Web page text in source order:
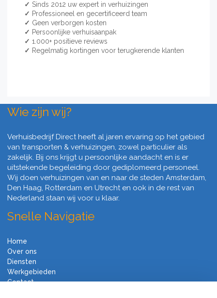
✓ Sinds 2012 uw expert in verhuizingen
✓ Professioneel en gecertificeerd team
✓ Geen verborgen kosten
✓ Persoonlijke verhuisaanpak
✓ 1.000+ positieve reviews
✓ Regelmatig kortingen voor terugkerende klanten
Wie zijn wij?
Verhuisbedrijf Direct heeft al jaren ervaring op het gebied
van transporten & verhuizingen, zowel particulier als
zakelijk. Bij ons krijgt u persoonlijke aandacht en is er
uitstekende begeleiding door gediplomeerd personeel.
Wij doen verhuizingen van en naar de steden Amsterdam,
Den Haag, Rotterdam en Utrecht en ook in de rest van
Nederland staan wij voor u klaar.
Snelle Navigatie
Home
Over ons
Diensten
Werkgebieden
Contact